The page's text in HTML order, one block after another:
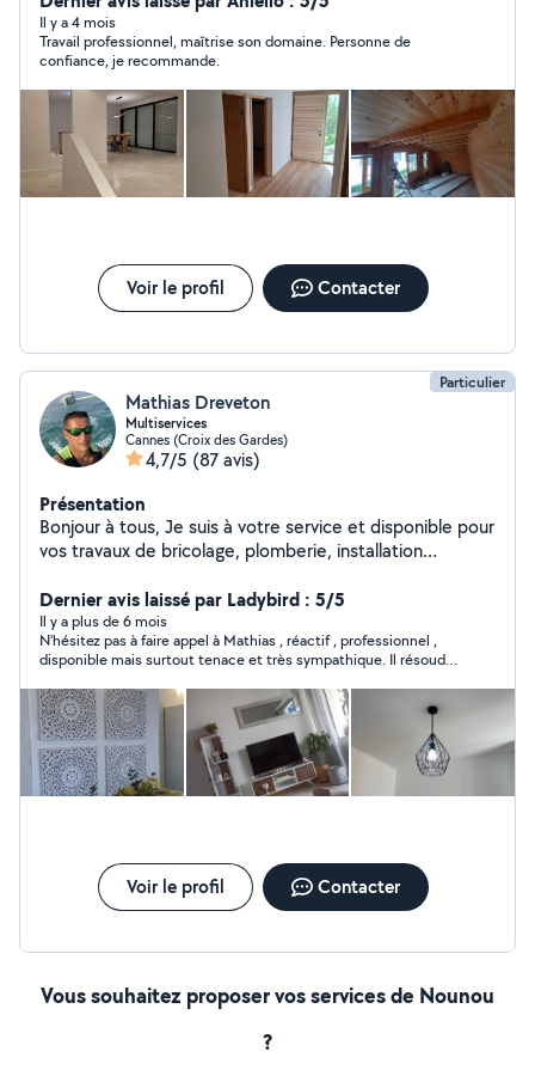
proprement, belles finitions. Selon vos besoin je donne
de bonnes idées pour vos aménagements. Contactez-
moi dans un premier temps déjà pour discuter
ensemble de votre projet.
Il y a 4 mois
Travail professionnel, maîtrise son domaine. Personne de
confiance, je recommande.
Voir le profil Contacter
Particulier
Mathias Dreveton
Multiservices
Cannes (Croix des Gardes)
4,7/5 (87 avis)
Présentation
Bonjour à tous, Je suis à votre service et disponible pour
vos travaux de bricolage, plomberie, installation
et transport de charges lourdes. Après trois maisons
d'expérience, je touche à tout et propose mes services
pour vous rendre service. Au plaisir de vous rencontrer.
Mathias
Dernier avis laissé par Ladybird : 5/5
Il y a plus de 6 mois
N'hésitez pas à faire appel à Mathias , réactif , professionnel ,
disponible mais surtout tenace et très sympathique. Il résoudra
beaucoup auront baissé les bras. Je recommande vivement
Voir le profil Contacter
Vous souhaitez proposer vos services de Nounou
?